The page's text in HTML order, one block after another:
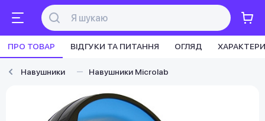
ПРО ТОВАР ВІДГУКИ ТА ПИТАННЯ ОГЛЯД
Навушники Навушники Microlab